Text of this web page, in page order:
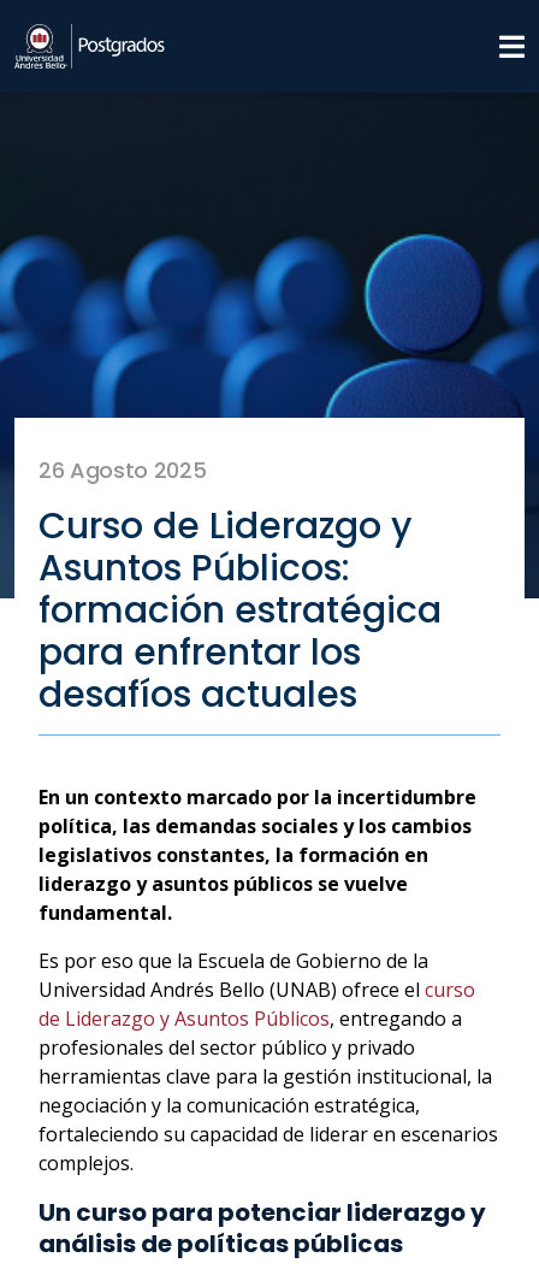
26 Agosto 2025
Curso de Liderazgo y
Asuntos Públicos:
formación estratégica
para enfrentar los
desafíos actuales
En un contexto marcado por la incertidumbre
política, las demandas sociales y los cambios
legislativos constantes, la formación en
liderazgo y asuntos públicos se vuelve
fundamental.
Es por eso que la Escuela de Gobierno de la
Universidad Andrés Bello (UNAB) ofrece el curso
de Liderazgo y Asuntos Públicos, entregando a
profesionales del sector público y privado
herramientas clave para la gestión institucional, la
negociación y la comunicación estratégica,
fortaleciendo su capacidad de liderar en escenarios
complejos.
Un curso para potenciar liderazgo y
análisis de políticas públicas